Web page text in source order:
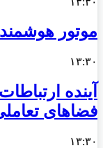
موتور
۱۳:۳۰
آینده
فضاهای
۱۳:۳۰